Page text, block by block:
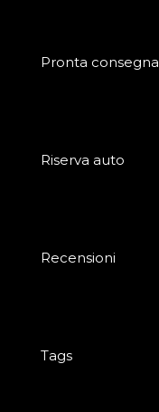
Pronta consegna
Riserva auto
Recensioni
Tags